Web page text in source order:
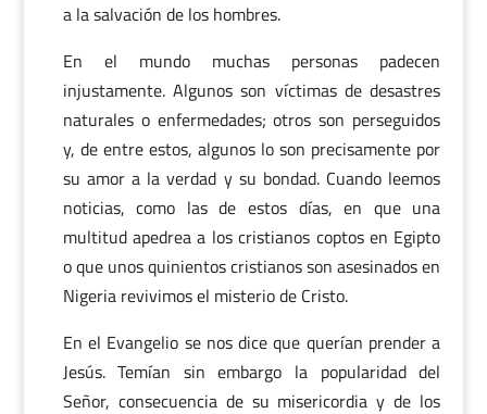
a la salvación de los hombres.
En el mundo muchas personas padecen
injustamente. Algunos son víctimas de desastres
naturales o enfermedades; otros son perseguidos
y, de entre estos, algunos lo son precisamente por
su amor a la verdad y su bondad. Cuando leemos
noticias, como las de estos días, en que una
multitud apedrea a los cristianos coptos en Egipto
o que unos quinientos cristianos son asesinados en
Nigeria revivimos el misterio de Cristo.
En el Evangelio se nos dice que querían prender a
Jesús. Temían sin embargo la popularidad del
Señor, consecuencia de su misericordia y de los